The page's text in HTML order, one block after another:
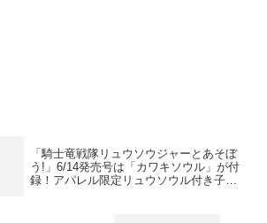
「騎士竜戦隊リュウソウジャーとあそぼ
う!」6/14発売号は「カワキソウル」が付
録！アパレル限定リュウソウル付き子供